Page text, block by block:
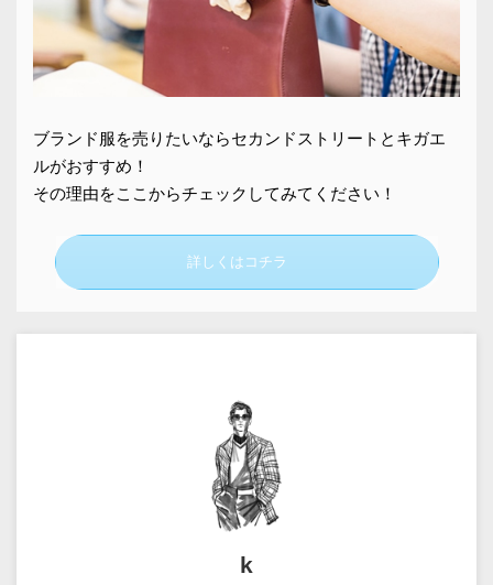
ブランド服を売りたいならセカンドストリートとキガエ
ルがおすすめ！
その理由をここからチェックしてみてください！
詳しくはコチラ
k